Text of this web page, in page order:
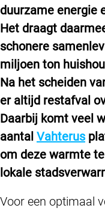
duurzame energie
Het draagt
schonere
miljoen ton
Na het scheiden
er altijd restafval
Daarbij komt veel
aantal Vahterus
om deze warmte
lokale
Voor een optimaal